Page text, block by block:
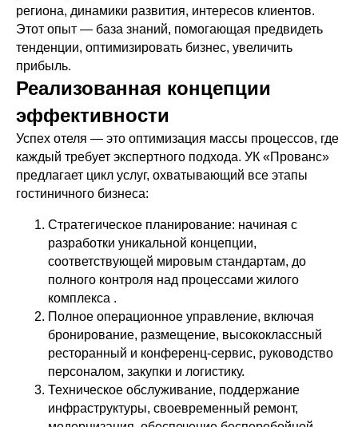
региона, динамики развития, интересов клиентов.
Этот опыт — база знаний, помогающая предвидеть
тенденции, оптимизировать бизнес, увеличить
прибыль.
Реализованная концепции
эффективности
Успех отеля — это оптимизация массы процессов, где
каждый требует экспертного подхода. УК «Прованс»
предлагает цикл услуг, охватывающий все этапы
гостиничного бизнеса:
Стратегическое планирование: начиная с
разработки уникальной концепции,
соответствующей мировым стандартам, до
полного контроля над процессами жилого
комплекса .
Полное операционное управление, включая
бронирование, размещение, высококлассный
ресторанный и конференц-сервис, руководство
персоналом, закупки и логистику.
Техническое обслуживание, поддержание
инфраструктуры, своевременный ремонт,